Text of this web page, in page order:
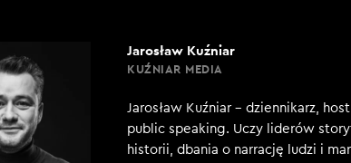
Jarosław Kuźniar
KUŹNIAR MEDIA
Jarosław Kuźniar – dziennikarz,
public speaking. Uczy liderów
historii, dbania o narrację ludzi i